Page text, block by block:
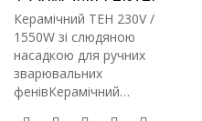
Triac S та аналогів
Керамічний ТЕН 230V /
1550W зі слюдяною
насадкою для ручних
зварювальних
фенівКерамічний